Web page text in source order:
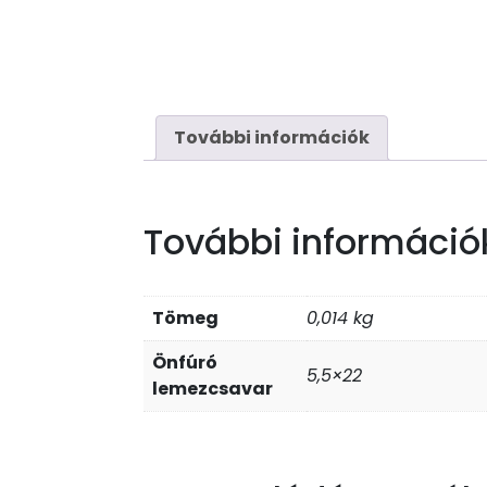
További információk
További
Tömeg
0,014 kg
Önfúró
lemezcsavar
5,5×22